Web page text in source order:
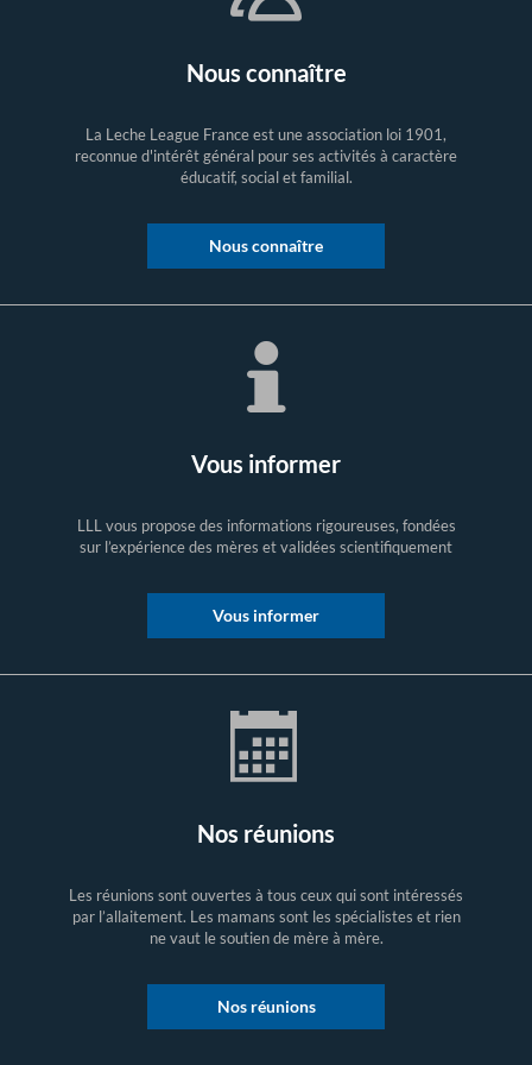
Nous connaître
La Leche League France est une association loi 1901,
reconnue d'intérêt général pour ses activités à caractère
éducatif, social et familial.
Nous connaître
Vous informer
LLL vous propose des informations rigoureuses, fondées
sur l’expérience des mères et validées scientifiquement
Vous informer
Nos réunions
Les réunions sont ouvertes à tous ceux qui sont intéressés
par l’allaitement. Les mamans sont les spécialistes et rien
ne vaut le soutien de mère à mère.
Nos réunions